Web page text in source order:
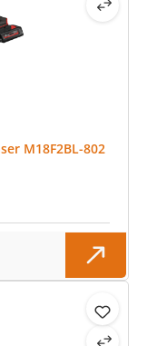
M18F2BL-802